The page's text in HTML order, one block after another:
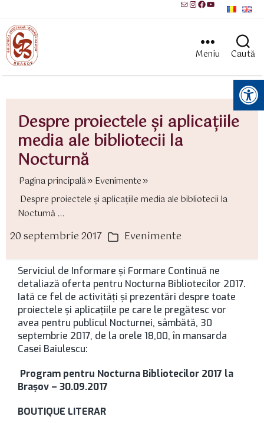
MailInstagram
Facebook
YouTube
Meniu Caută
Instrumente pentru accesibilitate
Despre proiectele şi aplicaţiile
media ale bibliotecii la
Nocturnă
Pagina principală
Evenimente
Despre proiectele şi aplicaţiile media ale bibliotecii la
Nocturnă ...
20 septembrie 2017 Categorii
Evenimente
Serviciul de Informare și Formare Continuă ne
detaliază oferta pentru Nocturna Bibliotecilor 2017.
Iată ce fel de activităţi şi prezentări despre toate
proiectele şi aplicaţiile pe care le pregătesc vor
avea pentru publicul Nocturnei, sâmbătă, 30
septembrie 2017, de la orele 18,00, în mansarda
Casei Baiulescu:
Program pentru Nocturna Bibliotecilor 2017 la
Braşov – 30.09.2017
BOUTIQUE LITERAR